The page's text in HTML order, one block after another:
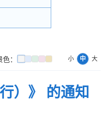
： 小 中 大
）》 的通知